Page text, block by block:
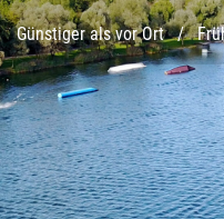
Günstiger als vor Ort /